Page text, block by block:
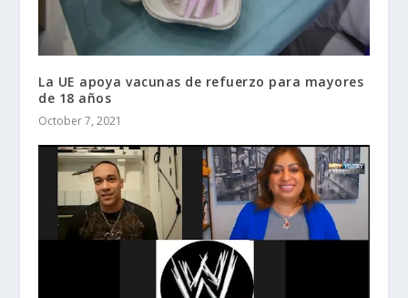
La UE apoya vacunas de refuerzo para mayores
de 18 años
October 7, 2021